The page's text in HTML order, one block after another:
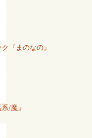
『まのなの』
/魔』